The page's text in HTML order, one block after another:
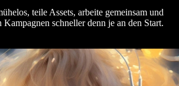
teile Assets, arbeite gemeinsam und
schneller denn je an den Start.